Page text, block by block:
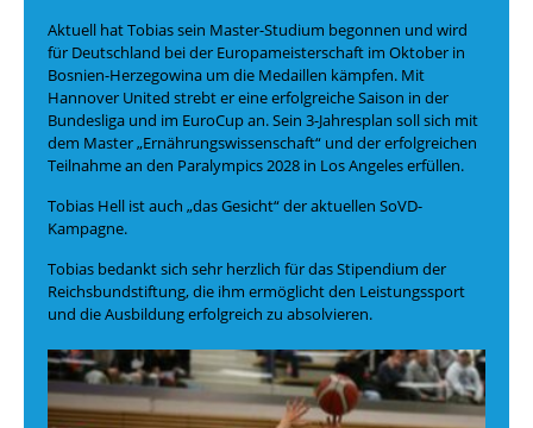
Aktuell hat Tobias sein Master-Studium begonnen und wird
für Deutschland bei der Europameisterschaft im Oktober in
Bosnien-Herzegowina um die Medaillen kämpfen. Mit
Hannover United strebt er eine erfolgreiche Saison in der
Bundesliga und im EuroCup an. Sein 3-Jahresplan soll sich mit
dem Master „Ernährungswissenschaft“ und der erfolgreichen
Teilnahme an den Paralympics 2028 in Los Angeles erfüllen.
Tobias Hell ist auch „das Gesicht“ der aktuellen SoVD-
Kampagne.
Tobias bedankt sich sehr herzlich für das Stipendium der
Reichsbundstiftung, die ihm ermöglicht den Leistungssport
und die Ausbildung erfolgreich zu absolvieren.